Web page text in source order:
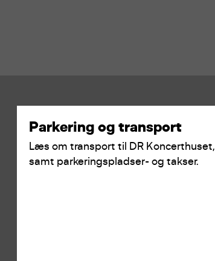
Parkering og transport
Læs om transport til DR Koncerthuset,
samt parkeringspladser- og takser.